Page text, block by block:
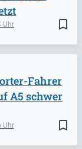
bookmark_border
bookmark_border
Fahrer
A5 schwer